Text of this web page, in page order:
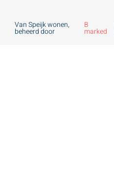
Van Speijk wonen,
beheerd door
B
marked